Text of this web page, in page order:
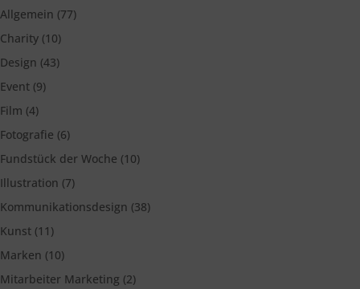
Allgemein (77)
Charity (10)
Design (43)
Event (9)
Film (4)
Fotografie (6)
Fundstück der Woche (10)
Illustration (7)
Kommunikationsdesign (38)
Kunst (11)
Marken (10)
Mitarbeiter Marketing (2)